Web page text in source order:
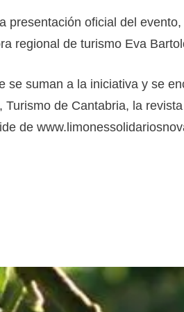
presentación oficial del
regional de turismo Eva
se suman a la iniciativa y se
Turismo de Cantabria, la
de